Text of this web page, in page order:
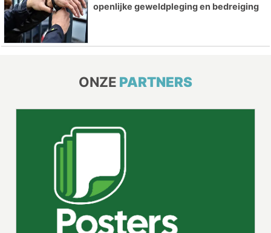
openlijke geweldpleging en bedreiging
ONZE PARTNERS